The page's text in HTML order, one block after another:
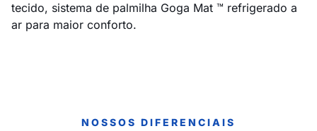
tecido, sistema de palmilha Goga Mat ™ refrigerado a
ar para maior conforto.
NOSSOS DIFERENCIAIS